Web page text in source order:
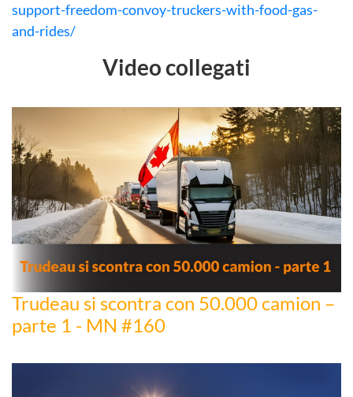
support-freedom-convoy-truckers-with-food-gas-
and-rides/
Video collegati
Trudeau si scontra con 50.000 camion –
parte 1 - MN #160